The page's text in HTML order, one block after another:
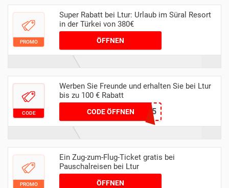
PROMO
Super Rabatt bei Ltur: Urlaub im Süral Resort
in der Türkei von 380€
ÖFFNEN
CODE
Werben Sie Freunde und erhalten Sie bei Ltur
bis zu 100 € Rabatt
CODE ÖFFNEN
205230OTK5
PROMO
Ein Zug-zum-Flug-Ticket gratis bei
Pauschalreisen bei Ltur
ÖFFNEN